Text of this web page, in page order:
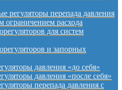
регуляторы перепада давления
ограничением расхода
для систем
и запорных
давления «до себя»
давления «после себя»
перепада давления с